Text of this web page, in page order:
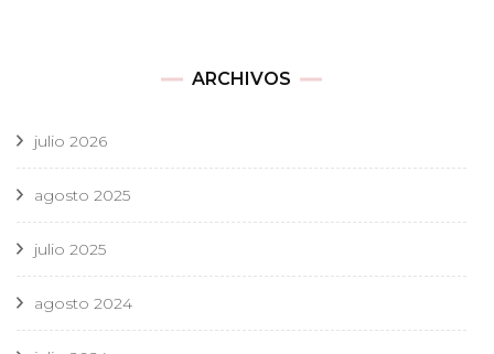
ARCHIVOS
julio 2026
agosto 2025
julio 2025
agosto 2024